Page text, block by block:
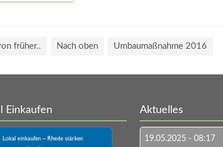
früher.. Nach oben Umbaumaßnahme 2016
Einkaufen Aktuelles
19.05.2025 - 08:17